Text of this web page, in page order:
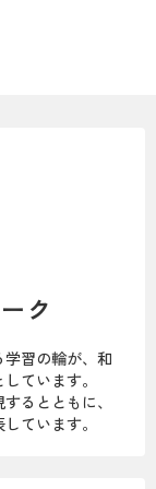
ク
習の輪が、和
ています。
るとともに、
ています。